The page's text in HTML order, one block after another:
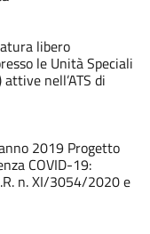
libero
le Unità Speciali
nell’ATS di
2019 Progetto
COVID-19:
n. XI/3054/2020 e